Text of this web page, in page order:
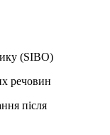
(SIBO)
речовин
після